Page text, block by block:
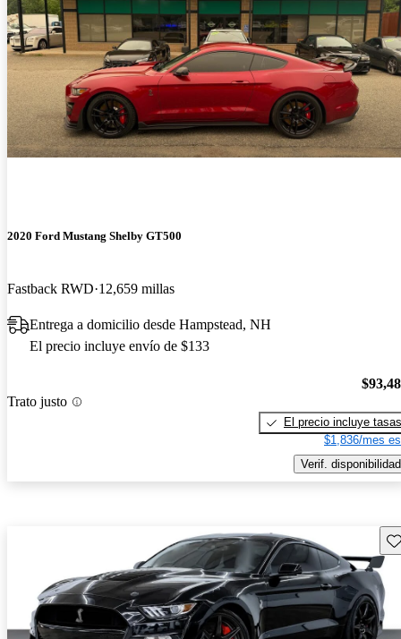
2020 Ford Mustang Shelby GT500
Fastback RWD 12,659 millas
Entrega a domicilio desde Hampstead, NH
El precio incluye envío de $133
Trato justo
El precio incluye tasas
$1,836/mes
Verif. disponibilidad